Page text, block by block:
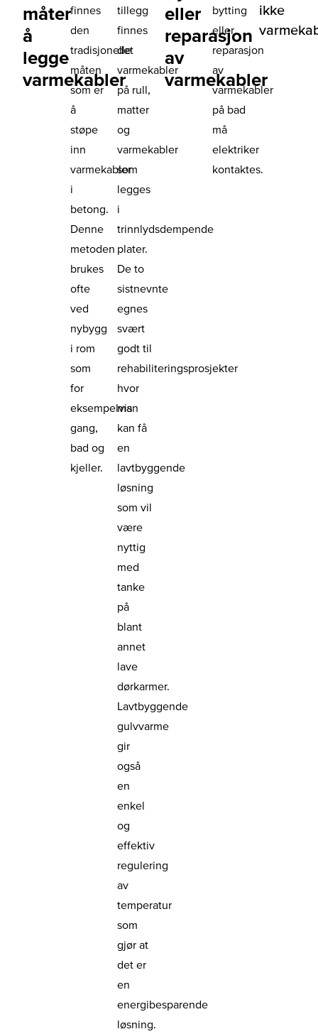
måter
å
legge
varmekabler
finnes
den
tradisjonelle
måten
som er
å
støpe
inn
varmekabler
i
betong.
Denne
metoden
brukes
ofte
ved
nybygg
i rom
som
for
eksempelvis
gang,
bad og
kjeller.
tillegg
finnes
det
varmekabler
på rull,
matter
og
varmekabler
som
legges
i
trinnlydsdempende
plater.
De to
sistnevnte
egnes
svært
godt til
rehabiliteringsprosjekter
hvor
man
kan få
en
lavtbyggende
løsning
som vil
være
nyttig
med
tanke
på
blant
annet
lave
dørkarmer.
Lavtbyggende
gulvvarme
gir
også
en
enkel
og
effektiv
regulering
av
temperatur
som
gjør at
det er
en
energibesparende
løsning.
eller
reparasjon
av
varmekabler
bytting
eller
reparasjon
av
varmekabler
på bad
må
elektriker
kontaktes.
ikke